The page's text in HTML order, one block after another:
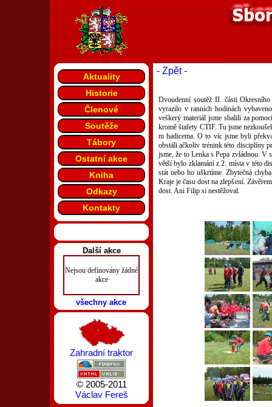
- Zpět -
Dvoudenní soutěž II. části
vyrazilo v ranních hodinách
veškerý materiál jsme sbalili za
kromě štafety CTIF. Tu jsme
m hadicema. O to víc jsme byli
obstáli ačkoliv trénink této disciplíny
jsme, že to Lenka s Pepa zvládnou.
větší bylo zklamání z 2. místa v této
stát nebo ho uškrtíme. Zbytečná
Kraje je času dost na zlepšení.
dost. Ani Filip si nestěžoval.
Aktuality
Historie
Členové
Soutěže
Tábory
Ostatní akce
Kniha
Odkazy
Kontakty
Další akce
Nejsou definovány žádné
akce
všechny akce
Zahradní traktor
© 2005-2011
Václav Fereš